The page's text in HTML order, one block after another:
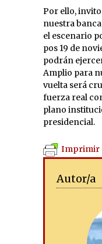
Por ello,
nuestra
el escenario
pos 19 de
podrán
Amplio para
vuelta será
fuerza real
plano
presidencial.
Imprimir
Autor/a